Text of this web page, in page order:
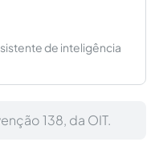
de inteligência
138, da OIT.